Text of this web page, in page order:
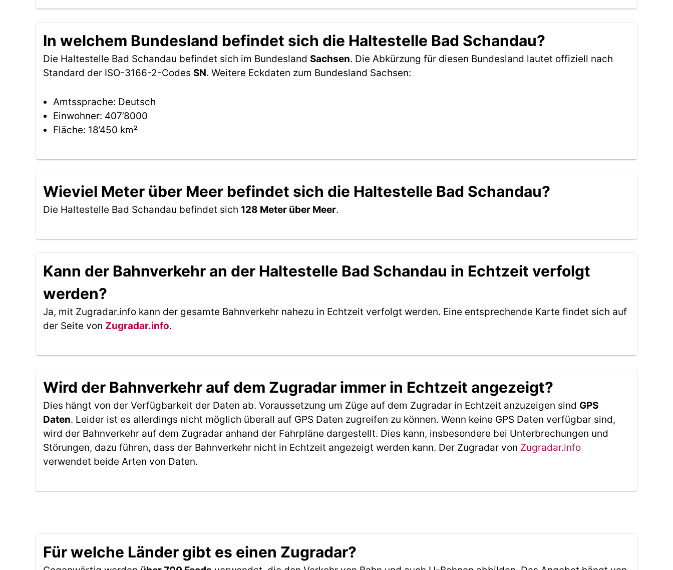
In welchem Bundesland befindet sich die Haltestelle Bad Schandau?
Die Haltestelle Bad Schandau befindet sich im Bundesland Sachsen. Die Abkürzung für diesen Bundesland lautet offiziell nach
Standard der ISO-3166-2-Codes SN. Weitere Eckdaten zum Bundesland Sachsen:
Amtssprache: Deutsch
Einwohner: 407’8000
Fläche: 18’450 km²
Wieviel Meter über Meer befindet sich die Haltestelle Bad Schandau?
Die Haltestelle Bad Schandau befindet sich 128 Meter über Meer.
Kann der Bahnverkehr an der Haltestelle Bad Schandau in Echtzeit verfolgt
werden?
Ja, mit Zugradar.info kann der gesamte Bahnverkehr nahezu in Echtzeit verfolgt werden. Eine entsprechende Karte findet sich auf
der Seite von Zugradar.info.
Wird der Bahnverkehr auf dem Zugradar immer in Echtzeit angezeigt?
Dies hängt von der Verfügbarkeit der Daten ab. Voraussetzung um Züge auf dem Zugradar in Echtzeit anzuzeigen sind GPS
Daten. Leider ist es allerdings nicht möglich überall auf GPS Daten zugreifen zu können. Wenn keine GPS Daten verfügbar sind,
wird der Bahnverkehr auf dem Zugradar anhand der Fahrpläne dargestellt. Dies kann, insbesondere bei Unterbrechungen und
Störungen, dazu führen, dass der Bahnverkehr nicht in Echtzeit angezeigt werden kann. Der Zugradar von Zugradar.info
verwendet beide Arten von Daten.
Für welche Länder gibt es einen Zugradar?